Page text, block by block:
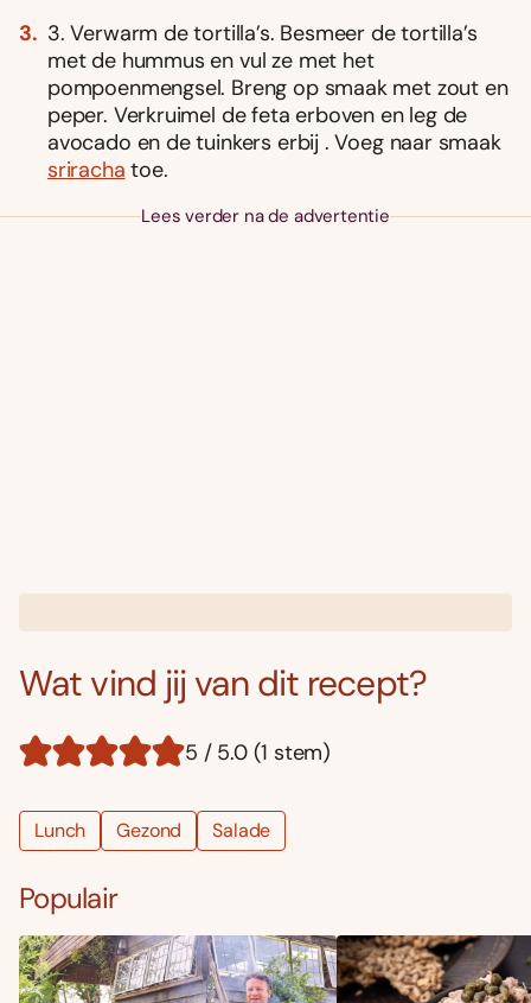
3. Verwarm de tortilla’s. Besmeer de tortilla’s
met de hummus en vul ze met het
pompoenmengsel. Breng op smaak met zout en
peper. Verkruimel de feta erboven en leg de
avocado en de tuinkers erbij . Voeg naar smaak
sriracha toe.
Lees verder na de advertentie
Wat vind jij van dit recept?
5 / 5.0 (1 stem)
Lunch Gezond Salade
Populair